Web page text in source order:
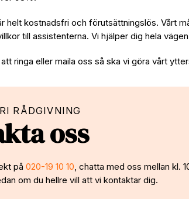
helt kostnadsfri och förutsättningslös. Vårt
till assistenterna. Vi hjälper dig hela
ringa eller maila oss så ska vi göra vårt
RÅDGIVNING
oss
på 020-19 10 10 , chatta med oss mellan kl.
om du hellre vill att vi kontaktar dig.